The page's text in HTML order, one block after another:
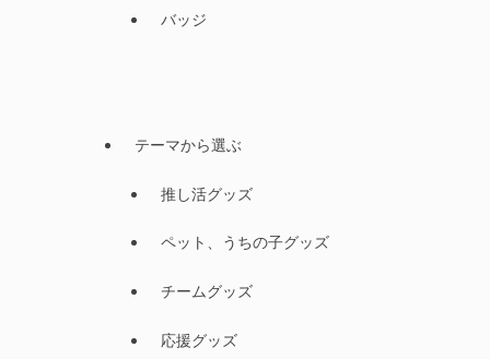
バッジ
テーマから選ぶ
推し活グッズ
ペット、うちの子グッズ
チームグッズ
応援グッズ